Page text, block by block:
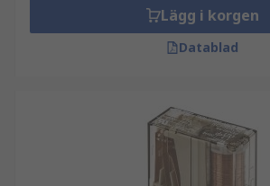
Lägg i korgen
Datablad